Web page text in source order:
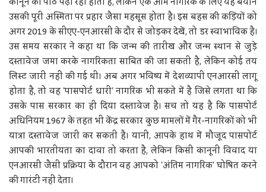
उसकी पूरी अस्मिता पर प्रहार जैसा महसूस होता है। इस बहस की कड़ियों को
अगर 2019 के सीएए-एनआरसी के दौर से जोड़कर देखें, तो डर स्वाभाविक है।
उस समय सरकार ने कहा था कि जन्म की तारीख और जन्म स्थान से जुड़े
दस्तावेज जमा करके नागरिकता साबित की जा सकती है, लेकिन कोई तय
लिस्ट जारी नहीं की गई थी। अब अगर भविष्य में देशव्यापी एनआरसी लागू
होता है, तो वह 'पासपोर्ट धारी' नागरिक भी सकते में है जिसे लगता था कि
उसके पास सरकार का ही दिया दस्तावेज है। सच तो यह है कि पासपोर्ट
अधिनियम 1967 के तहत भी केंद्र सरकार कुछ मामलों में गैर-नागरिकों को भी
यात्रा दस्तावेज जारी कर सकती है। यानी, आपके हाथ में मौजूद पासपोर्ट
आपकी भारतीयता का दावा तो करता है, लेकिन किसी कानूनी विवाद या
एनआरसी जैसी प्रक्रिया के दौरान वह आपको 'अंतिम नागरिक' घोषित करने
की गारंटी नहीं देता।